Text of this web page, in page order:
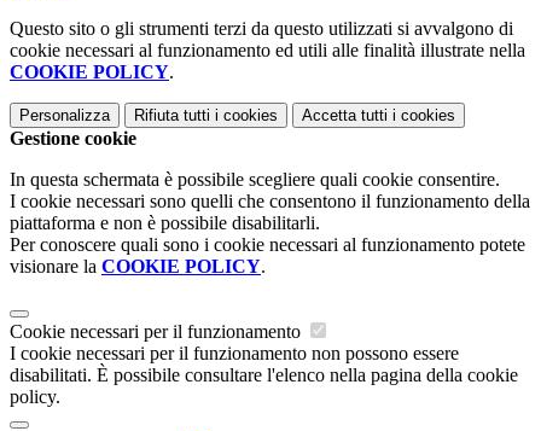
Questo sito o gli strumenti terzi da questo utilizzati si avvalgono di
cookie necessari al funzionamento ed utili alle finalità illustrate nella
COOKIE POLICY.
Personalizza Rifiuta tutti i cookies Accetta tutti i cookies
Gestione cookie
In questa schermata è possibile scegliere quali cookie consentire.
I cookie necessari sono quelli che consentono il funzionamento della
piattaforma e non è possibile disabilitarli.
Per conoscere quali sono i cookie necessari al funzionamento potete
visionare la COOKIE POLICY.
Cookie necessari per il funzionamento
I cookie necessari per il funzionamento non possono essere
disabilitati. È possibile consultare l'elenco nella pagina della cookie
policy.